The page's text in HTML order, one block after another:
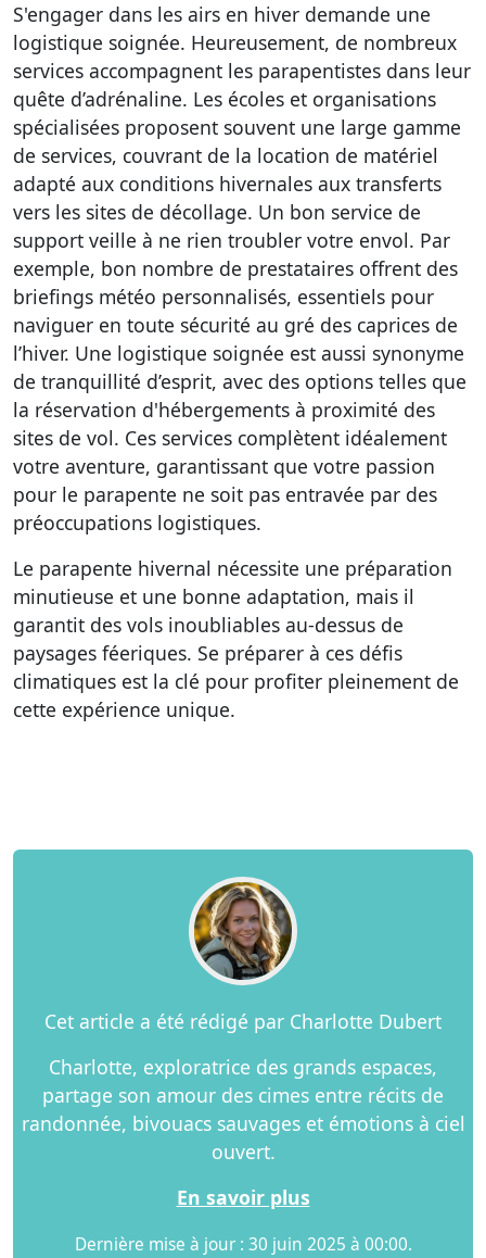
S'engager dans les airs en hiver demande une
logistique soignée. Heureusement, de nombreux
services accompagnent les parapentistes dans leur
quête d’adrénaline. Les écoles et organisations
spécialisées proposent souvent une large gamme
de services, couvrant de la location de matériel
adapté aux conditions hivernales aux transferts
vers les sites de décollage. Un bon service de
support veille à ne rien troubler votre envol. Par
exemple, bon nombre de prestataires offrent des
briefings météo personnalisés, essentiels pour
naviguer en toute sécurité au gré des caprices de
l’hiver. Une logistique soignée est aussi synonyme
de tranquillité d’esprit, avec des options telles que
la réservation d'hébergements à proximité des
sites de vol. Ces services complètent idéalement
votre aventure, garantissant que votre passion
pour le parapente ne soit pas entravée par des
préoccupations logistiques.
Le parapente hivernal nécessite une préparation
minutieuse et une bonne adaptation, mais il
garantit des vols inoubliables au-dessus de
paysages féeriques. Se préparer à ces défis
climatiques est la clé pour profiter pleinement de
cette expérience unique.
Cet article a été rédigé par Charlotte Dubert
Charlotte, exploratrice des grands espaces,
partage son amour des cimes entre récits de
randonnée, bivouacs sauvages et émotions à ciel
ouvert.
En savoir plus
Dernière mise à jour : 30 juin 2025 à 00:00.